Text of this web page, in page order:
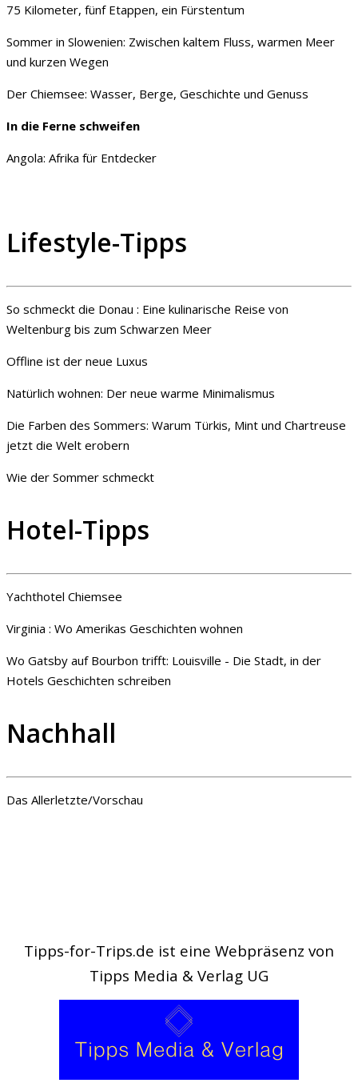
75 Kilometer, fünf Etappen, ein Fürstentum
Sommer in Slowenien: Zwischen kaltem Fluss, warmen Meer
und kurzen Wegen
Der Chiemsee: Wasser, Berge, Geschichte und Genuss
In die Ferne schweifen
Angola: Afrika für Entdecker
Lifestyle-Tipps
So schmeckt die Donau : Eine kulinarische Reise von
Weltenburg bis zum Schwarzen Meer
Offline ist der neue Luxus
Natürlich wohnen: Der neue warme Minimalismus
Die Farben des Sommers: Warum Türkis, Mint und Chartreuse
jetzt die Welt erobern
Wie der Sommer schmeckt
Hotel-Tipps
Yachthotel Chiemsee
Virginia : Wo Amerikas Geschichten wohnen
Wo Gatsby auf Bourbon trifft: Louisville - Die Stadt, in der
Hotels Geschichten schreiben
Nachhall
Das Allerletzte/Vorschau
Tipps-for-Trips.de ist eine Webpräsenz von
Tipps Media & Verlag UG